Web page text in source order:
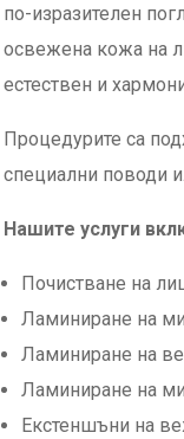
по-изразителен
освежена кожа на
естествен и
Процедурите са
специални поводи
Нашите услуги
Почистване на
Ламиниране на
Ламиниране на
Ламиниране на
Екстеншъни на